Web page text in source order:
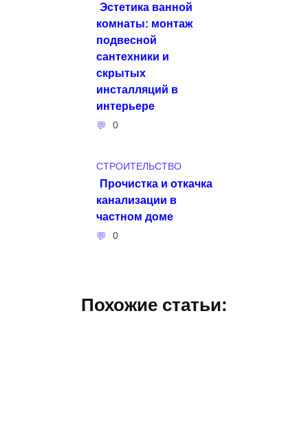
Эстетика ванной
комнаты: монтаж
подвесной
сантехники и
скрытых
инсталляций в
интерьере
0
СТРОИТЕЛЬСТВО
Прочистка и откачка
канализации в
частном доме
0
Похожие статьи: